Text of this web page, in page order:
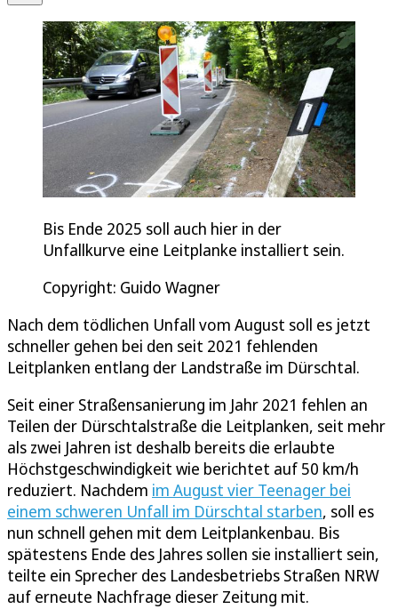
Bis Ende 2025 soll auch hier in der
Unfallkurve eine Leitplanke installiert sein.
Copyright: Guido Wagner
Nach dem tödlichen Unfall vom August soll es jetzt
schneller gehen bei den seit 2021 fehlenden
Leitplanken entlang der Landstraße im Dürschtal.
Seit einer Straßensanierung im Jahr 2021 fehlen an
Teilen der Dürschtalstraße die Leitplanken, seit mehr
als zwei Jahren ist deshalb bereits die erlaubte
Höchstgeschwindigkeit wie berichtet auf 50 km/h
reduziert. Nachdem im August vier Teenager bei
einem schweren Unfall im Dürschtal starben, soll es
nun schnell gehen mit dem Leitplankenbau. Bis
spätestens Ende des Jahres sollen sie installiert sein,
teilte ein Sprecher des Landesbetriebs Straßen NRW
auf erneute Nachfrage dieser Zeitung mit.